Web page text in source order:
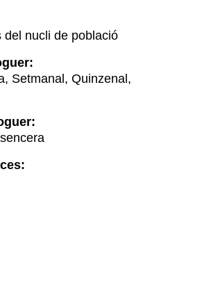
del nucli de població
Setmanal, Quinzenal,